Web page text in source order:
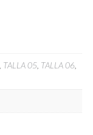
TALLA 05 TALLA 06